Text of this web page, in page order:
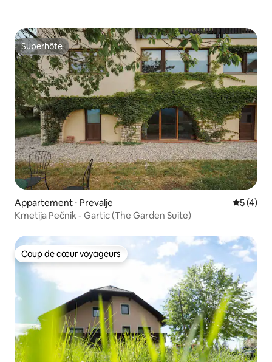
Superhôte
Superhôte
Appartement ⋅ Prevalje
5 (4)
Kmetija Pečnik - Gartic (The Garden Suite)
Coup de cœur voyageurs
Coup de cœur voyageurs